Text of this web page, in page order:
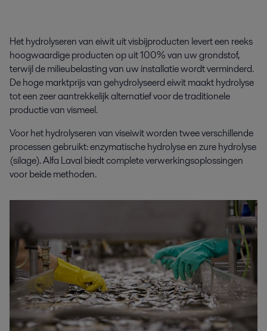
Het hydrolyseren van eiwit uit visbijproducten levert een reeks
hoogwaardige producten op uit 100% van uw grondstof,
terwijl de milieubelasting van uw installatie wordt verminderd.
De hoge marktprijs van gehydrolyseerd eiwit maakt hydrolyse
tot een zeer aantrekkelijk alternatief voor de traditionele
productie van vismeel.
Voor het hydrolyseren van viseiwit worden twee verschillende
processen gebruikt: enzymatische hydrolyse en zure hydrolyse
(silage). Alfa Laval biedt complete verwerkingsoplossingen
voor beide methoden.